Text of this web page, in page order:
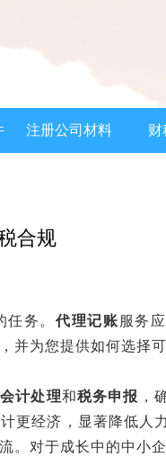
注册公司材料 财
合规
务。‌ 代理记账 服务
并为您提供如何选择
会计处理‌和‌税务申报 ，
更经济，显著降低人
对于成长中的中小